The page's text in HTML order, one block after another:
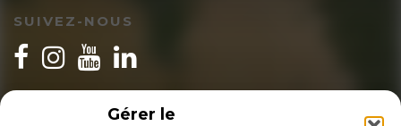
Gérer le
SUIVEZ-NOUS
INSCRIPTION NEWSLETTER